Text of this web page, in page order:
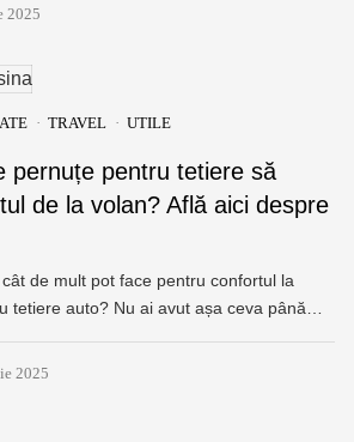
2025
TRAVEL UTILE
pernuțe pentru tetiere să
de la volan? Află aici despre
de mult pot face pentru confortul la
tetiere auto? Nu ai avut așa ceva până…
2025